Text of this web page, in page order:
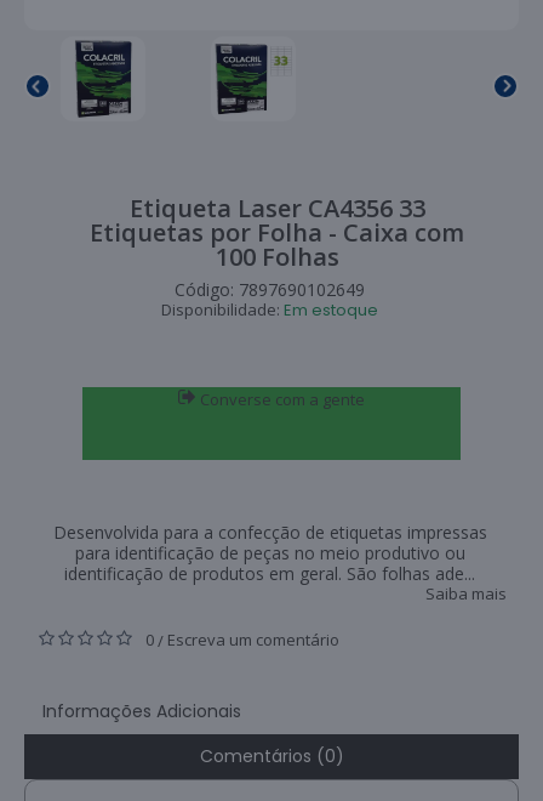
Etiqueta Laser CA4356 33
Etiquetas por Folha - Caixa com
100 Folhas
Código: 7897690102649
Disponibilidade: Em estoque
Converse com a gente
Desenvolvida para a confecção de etiquetas impressas
para identificação de peças no meio produtivo ou
identificação de produtos em geral. São folhas ade...
Saiba mais
0/ Escreva um comentário
Informações Adicionais
Comentários (0)